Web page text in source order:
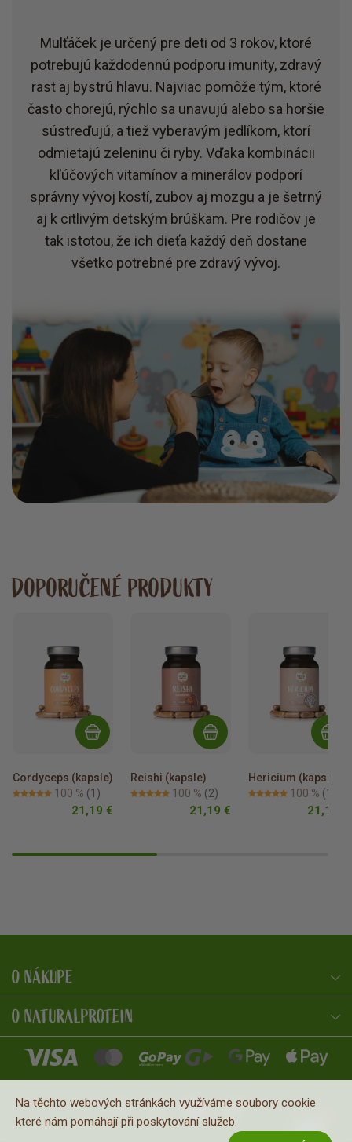
Mulťáček je určený pre deti od 3 rokov, ktoré
potrebujú každodennú podporu imunity, zdravý
rast aj bystrú hlavu. Najviac pomôže tým, ktoré
často chorejú, rýchlo sa unavujú alebo sa horšie
sústreďujú, a tiež vyberavým jedlíkom, ktorí
odmietajú zeleninu či ryby. Vďaka kombinácii
kľúčových vitamínov a minerálov podporí
správny vývoj kostí, zubov aj mozgu a je šetrný
aj k citlivým detským brúškam. Pre rodičov je
tak istotou, že ich dieťa každý deň dostane
všetko potrebné pre zdravý vývoj.
DOPORUČENÉ PRODUKTY
Cordyceps (kapsle)
100 % (1)
21,19 €
Reishi (kapsle)
100 % (2)
21,19 €
Hericium (kapsle)
100 % (1)
21,19 €
O NÁKUPE
O NATURALPROTEIN
Na těchto webových stránkách využíváme soubory cookie
které nám pomáhají při poskytování služeb.